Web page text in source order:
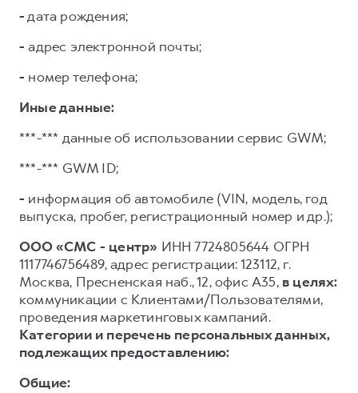
-дата рождения;
- адрес электронной почты;
- номер телефона;
Иные данные:
***-*** данные об использовании сервис GWM;
***-*** GWM ID;
- информация об автомобиле (VIN, модель, год
выпуска, пробег, регистрационный номер и др.);
ООО «СМС - центр» ИНН 7724805644 ОГРН
1117746756489, адрес регистрации: 123112, г.
Москва, Пресненская наб., 12, офис А35, в целях:
коммуникации с Клиентами/Пользователями,
проведения маркетинговых кампаний.
Категории и перечень персональных данных,
подлежащих предоставлению:
Общие: